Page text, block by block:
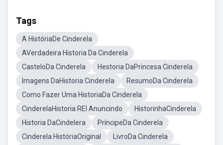
Tags
A HistóriaDe Cinderela
AVerdadeira Historia Da Cinderela
CasteloDa Cinderela
Hestoria DaPrincesa Cinderela
Imagens DaHistoria Cinderela
ResumoDa Cinderela
Como Fazer Uma HistoriaDa Cinderela
CinderelaHistoria REI Anuncindo
HistorinhaCinderela
Historia DaCindelera
PríncipeDa Cinderela
Cinderela HistóriaOriginal
LivroDa Cinderela